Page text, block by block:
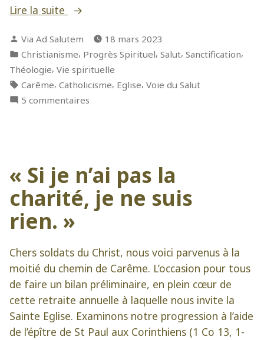
Lire la suite
» L’état
grâce
et
sa
conservation »
Publié
par
Via Ad Salutem
18 mars 2023
Publié
dans
Christianisme, Progrès Spirituel, Salut, Sanctification,
Théologie, Vie spirituelle
Étiquettes :
Carême, Catholicisme, Eglise, Voie du Salut
5 commentaires
sa
conservation
« Si je n’ai pas la
charité, je ne suis
rien. »
Chers soldats du Christ, nous voici parvenus à la
moitié du chemin de Carême. L’occasion pour tous
de faire un bilan préliminaire, en plein cœur de
cette retraite annuelle à laquelle nous invite la
Sainte Eglise. Examinons notre progression à l’aide
de l’épître de St Paul aux Corinthiens (1 Co 13, 1-